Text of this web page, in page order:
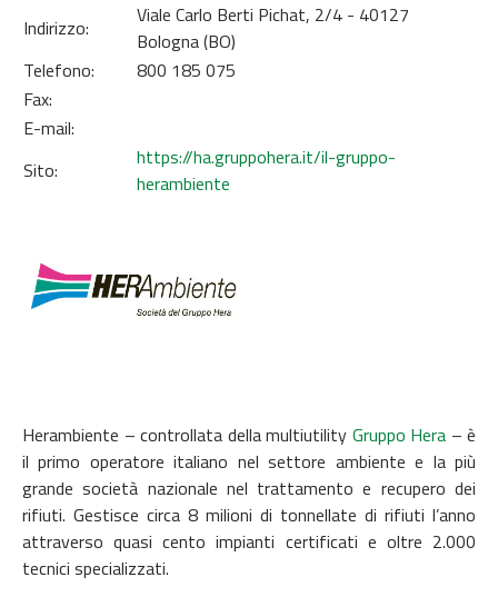
Indirizzo:
Viale Carlo Berti Pichat, 2/4 - 40127
Bologna (BO)
Telefono:
800 185 075
Fax:
E-mail:
Sito:
https://ha.gruppohera.it/il-gruppo-
herambiente
Herambiente – controllata della multiutility Gruppo Hera – è
il primo operatore italiano nel settore ambiente e la più
grande società nazionale nel trattamento e recupero dei
rifiuti. Gestisce circa 8 milioni di tonnellate di rifiuti l’anno
attraverso quasi cento impianti certificati e oltre 2.000
tecnici specializzati.